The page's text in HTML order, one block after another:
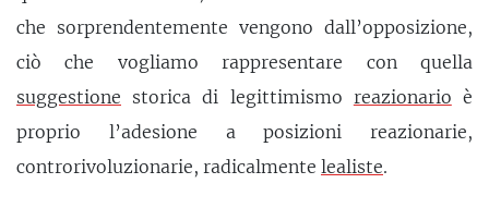
che sorprendentemente vengono dall’opposizione,
ciò che vogliamo rappresentare con quella
suggestione storica di legittimismo reazionario è
proprio l’adesione a posizioni reazionarie,
controrivoluzionarie, radicalmente lealiste.